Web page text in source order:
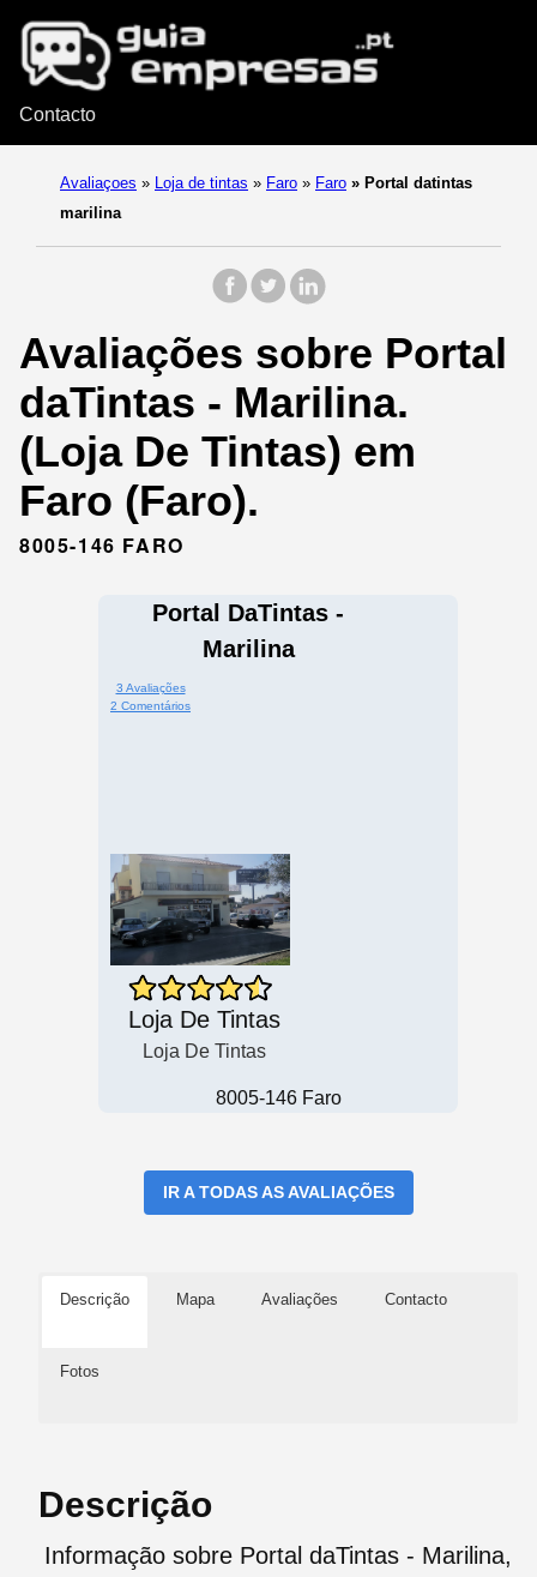
Contacto
Avaliaçoes » Loja de tintas » Faro » Faro » Portal datintas
marilina
Avaliações sobre Portal
daTintas - Marilina.
(Loja De Tintas) em
Faro (Faro).
8005-146 FARO
Portal DaTintas -
Marilina
3 Avaliações
2 Comentários
Loja De Tintas
Loja De Tintas
8005-146 Faro
IR A TODAS AS AVALIAÇÕES
Descrição Mapa Avaliações Contacto
Fotos
Descrição
Informação sobre Portal daTintas - Marilina,